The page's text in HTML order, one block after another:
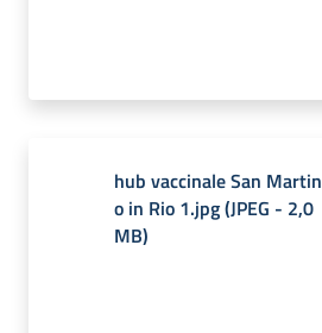
hub vaccinale San Martin
o in Rio 1.jpg(JPEG - 2,0
MB)